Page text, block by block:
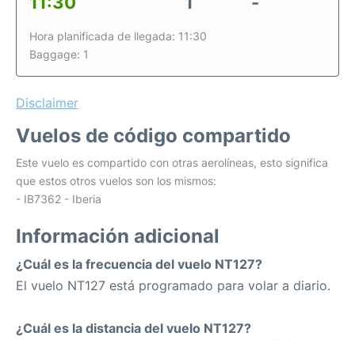
Hora planificada de llegada: 11:30
Baggage: 1
Disclaimer
Vuelos de código compartido
Este vuelo es compartido con otras aerolíneas, esto significa
que estos otros vuelos son los mismos:
- IB7362 - Iberia
Información adicional
¿Cuál es la frecuencia del vuelo NT127?
El vuelo NT127 está programado para volar a diario.
¿Cuál es la distancia del vuelo NT127?